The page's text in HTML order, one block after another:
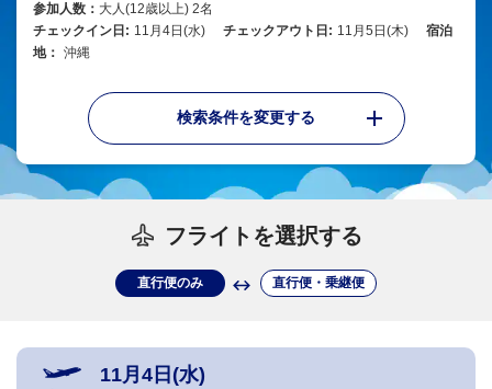
参加人数： 大人(12歳以上) 2名
チェックイン日: 11月4日(水) チェックアウト日: 11月5日(木)
宿泊
地： 沖縄
検索条件を変更する
フライトを選択する
直行便のみ 直行便・乗継便
11月4日(水)